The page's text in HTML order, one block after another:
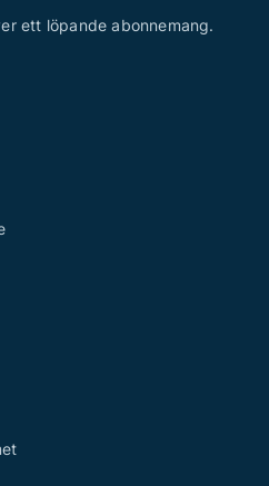
ett löpande abonnemang.